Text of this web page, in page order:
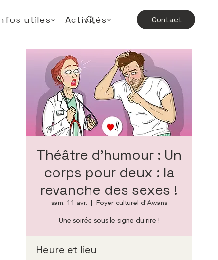
utiles Activités Contact
Théâtre d'humour : Un
corps pour deux : la
revanche des sexes !
sam. 11 avr. Foyer culturel d'Awans
Une soirée sous le signe du rire !
Heure et lieu